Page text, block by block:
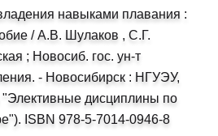
навыками плавания :
/ А.В. Шулаков , С.Г.
; Новосиб. гос. ун-т
- Новосибирск : НГУЭУ,
дисциплины по
ISBN 978-5-7014-0946-8